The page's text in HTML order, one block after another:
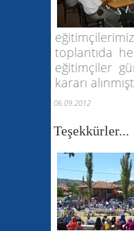
toplantıda
eğitimçiler
kararı
06.09.2012
Teşekkürler...